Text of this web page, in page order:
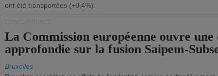
ont été transportées (+0,4%).
La Commission européenne ouvre une
approfondie sur la fusion Saipem-
Bruxelles